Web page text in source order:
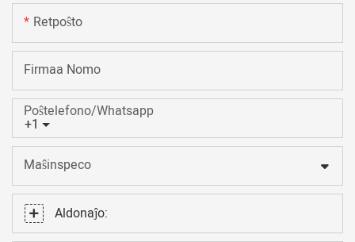
Retpoŝto
Firmaa Nomo
+1
Poŝtelefono/Whatsapp
Maŝinspeco
Aldonaĵo: